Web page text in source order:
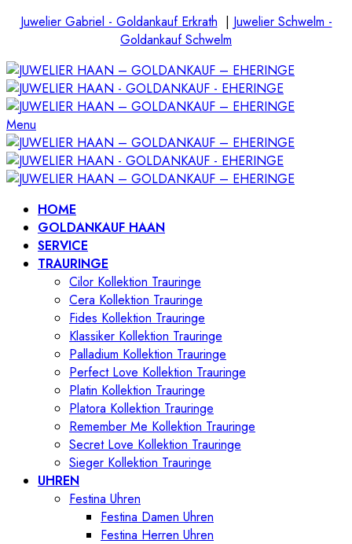
Juwelier Gabriel - Goldankauf Erkrath | Juwelier Schwelm -
Goldankauf Schwelm
Menu
HOME
GOLDANKAUF HAAN
SERVICE
TRAURINGE
Cilor Kollektion Trauringe
Cera Kollektion Trauringe
Fides Kollektion Trauringe
Klassiker Kollektion Trauringe
Palladium Kollektion Trauringe
Perfect Love Kollektion Trauringe
Platin Kollektion Trauringe
Platora Kollektion Trauringe
Remember Me Kollektion Trauringe
Secret Love Kollektion Trauringe
Sieger Kollektion Trauringe
UHREN
Festina Uhren
Festina Damen Uhren
Festina Herren Uhren